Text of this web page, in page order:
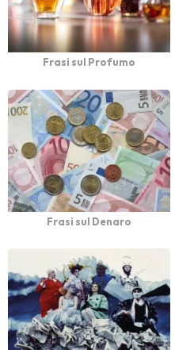
Frasi sul Profumo
Frasi sul Denaro